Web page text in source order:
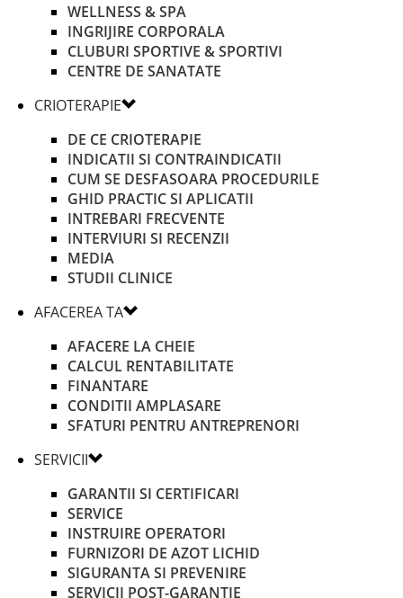
WELLNESS & SPA
INGRIJIRE CORPORALA
CLUBURI SPORTIVE & SPORTIVI
CENTRE DE SANATATE
CRIOTERAPIE
DE CE CRIOTERAPIE
INDICATII SI CONTRAINDICATII
CUM SE DESFASOARA PROCEDURILE
GHID PRACTIC SI APLICATII
INTREBARI FRECVENTE
INTERVIURI SI RECENZII
MEDIA
STUDII CLINICE
AFACEREA TA
AFACERE LA CHEIE
CALCUL RENTABILITATE
FINANTARE
CONDITII AMPLASARE
SFATURI PENTRU ANTREPRENORI
SERVICII
GARANTII SI CERTIFICARI
SERVICE
INSTRUIRE OPERATORI
FURNIZORI DE AZOT LICHID
SIGURANTA SI PREVENIRE
SERVICII POST-GARANTIE